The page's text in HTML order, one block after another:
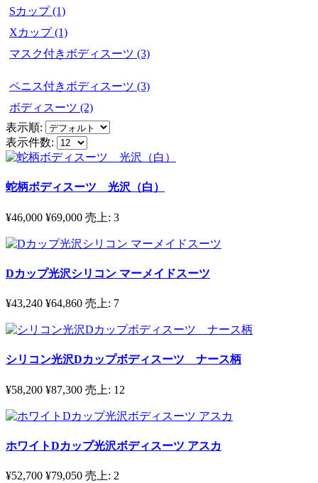
Sカップ (1)
Xカップ (1)
マスク付きボディスーツ (3)
ペニス付きボディスーツ (3)
ボディスーツ (2)
表示順:
表示件数:
蛇柄ボディスーツ 光沢（白）
¥46,000 ¥69,000 売上: 3
Dカップ光沢シリコン マーメイドスーツ
¥43,240 ¥64,860 売上: 7
シリコン光沢Dカップボディスーツ ナース柄
¥58,200 ¥87,300 売上: 12
ホワイトDカップ光沢ボディスーツ アスカ
¥52,700 ¥79,050 売上: 2